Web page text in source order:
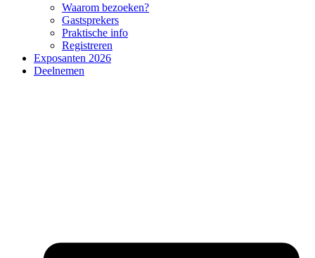
Waarom bezoeken?
Gastsprekers
Praktische info
Registreren
Exposanten 2026
Deelnemen